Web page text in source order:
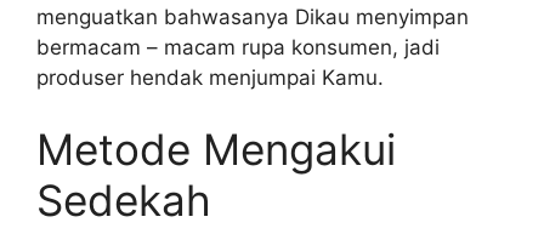
menguatkan bahwasanya Dikau menyimpan
bermacam – macam rupa konsumen, jadi
produser hendak menjumpai Kamu.
Metode Mengakui
Sedekah